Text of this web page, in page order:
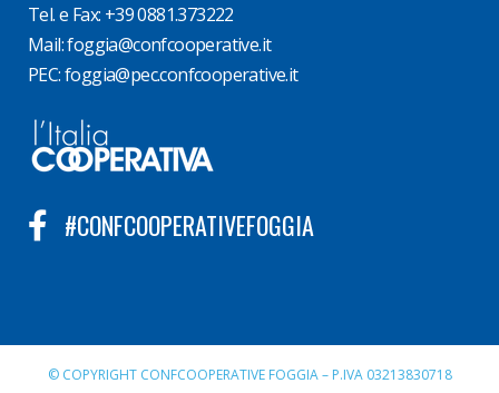
Tel. e Fax: +39 0881.373222
Mail:foggia@confcooperative.it
PEC:foggia@pec.confcooperative.it
#CONFCOOPERATIVEFOGGIA
© COPYRIGHT CONFCOOPERATIVE FOGGIA – P.IVA 03213830718